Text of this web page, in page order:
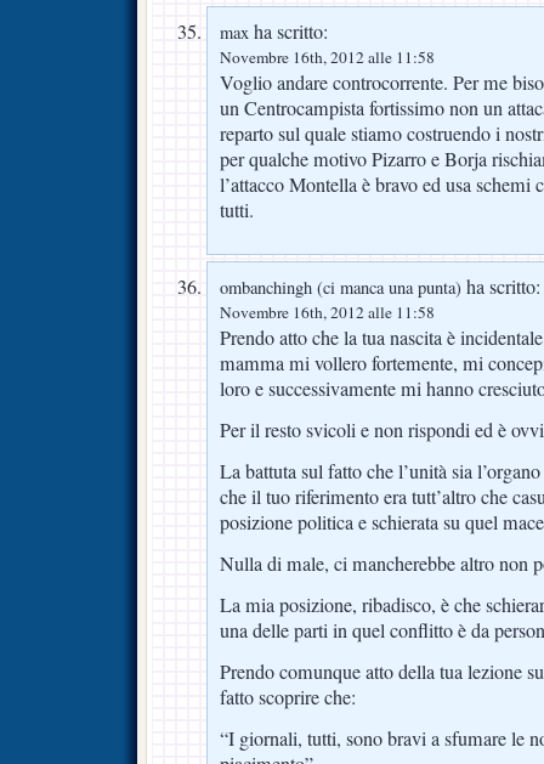
max ha scritto:
Novembre 16th, 2012 alle 11:58
Voglio andare controcorrente. Per me
un Centrocampista fortissimo non un
reparto sul quale stiamo costruendo i
per qualche motivo Pizarro e Borja
l’attacco Montella è bravo ed usa schemi
tutti.
ombanchingh (ci manca una punta) ha scritto:
Novembre 16th, 2012 alle 11:58
Prendo atto che la tua nascita è
mamma mi vollero fortemente, mi
loro e successivamente mi hanno
Per il resto svicoli e non rispondi ed è
La battuta sul fatto che l’unità sia
che il tuo riferimento era tutt’altro che
posizione politica e schierata su quel
Nulla di male, ci mancherebbe altro non
La mia posizione, ribadisco, è che
una delle parti in quel conflitto è da
Prendo comunque atto della tua lezione
fatto scoprire che:
“I giornali, tutti, sono bravi a sfumare le